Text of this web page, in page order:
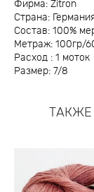
Фирма: Zitron
Страна:
Состав: 100%
Метраж: 100гр/
Расход : 1 моток
Размер: 7/8